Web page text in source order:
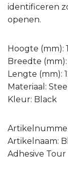
identificeren
openen.
Hoogte (mm):
Breedte
Lengte (mm):
Materiaal: Steel
Kleur: Black
Artikelnaam:
Adhesive Tour